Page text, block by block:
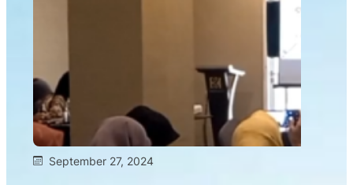
September 27, 2024